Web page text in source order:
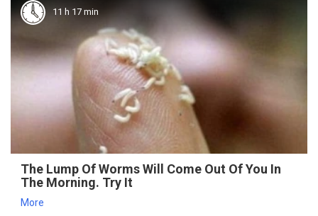
11 h 17 min
The Lump Of Worms Will Come Out Of You In
The Morning. Try It
More